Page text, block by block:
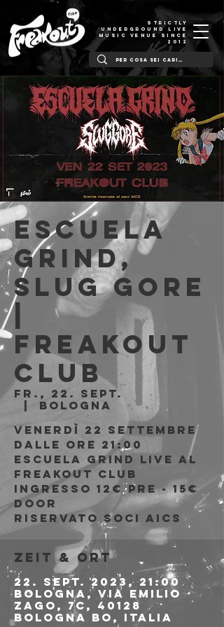
STRICTLY
UNDERGROUND LIVE
MUSIC VENUE SINCE
2012
Escuela
Grind,
Slug Gore
Freakout
Club
Fr., 22. Sept.
Bologna
Venerdì 22 Settembre
Dalle ore 21:00
Escuela Grind live al
Freakout Club
Ingresso 12€ PRE - 15€
DOOR
riservato soci AICS
Zeit & Ort
22. Sept. 2023, 21:00
Bologna, Via Emilio
Zago, 7c, 40128
Bologna BO, Italia